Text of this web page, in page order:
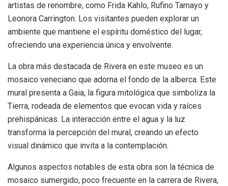
artistas de renombre, como Frida Kahlo, Rufino Tamayo y
Leonora Carrington. Los visitantes pueden explorar un
ambiente que mantiene el espíritu doméstico del lugar,
ofreciendo una experiencia única y envolvente.
La obra más destacada de Rivera en este museo es un
mosaico veneciano que adorna el fondo de la alberca. Este
mural presenta a Gaia, la figura mitológica que simboliza la
Tierra, rodeada de elementos que evocan vida y raíces
prehispánicas. La interacción entre el agua y la luz
transforma la percepción del mural, creando un efecto
visual dinámico que invita a la contemplación.
Algunos aspectos notables de esta obra son la técnica de
mosaico sumergido, poco frecuente en la carrera de Rivera,